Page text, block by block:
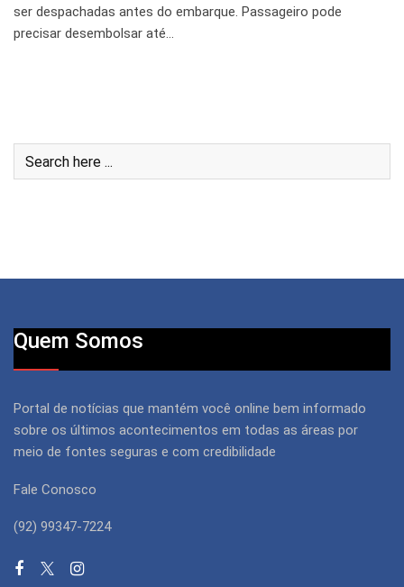
ser despachadas antes do embarque. Passageiro pode
precisar desembolsar até…
Quem Somos
Portal de notícias que mantém você online bem informado
sobre os últimos acontecimentos em todas as áreas por
meio de fontes seguras e com credibilidade
Fale Conosco
(92) 99347-7224